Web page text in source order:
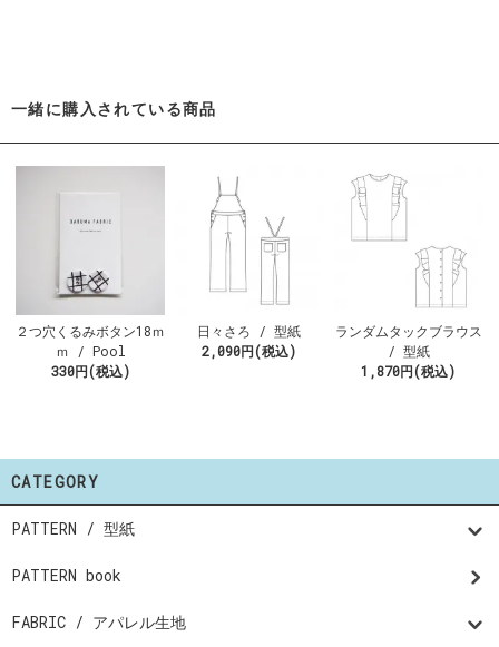
一緒に購入されている商品
２つ穴くるみボタン18ｍ
ｍ / Pool
330円(税込)
日々さろ / 型紙
2,090円(税込)
ランダムタックブラウス
/ 型紙
1,870円(税込)
CATEGORY
PATTERN / 型紙
PATTERN book
FABRIC / アパレル生地